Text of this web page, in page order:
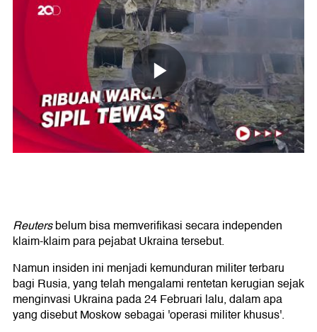
Reutersbelum bisa memverifikasi secara independen
klaim-klaim para pejabat Ukraina tersebut.
Namun insiden ini menjadi kemunduran militer terbaru
bagi Rusia, yang telah mengalami rentetan kerugian sejak
menginvasi Ukraina pada 24 Februari lalu, dalam apa
yang disebut Moskow sebagai 'operasi militer khusus'.